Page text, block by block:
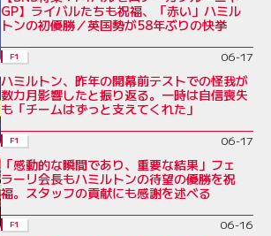
GP】ライバルたちも祝福、「赤い」ハミル
トンの初優勝／英国勢が58年ぶりの快挙
F1 06-17
ハミルトン、昨年の開幕前テストでの怪我が
数カ月影響したと振り返る。一時は自信喪失
も「チームはずっと支えてくれた」
F1 06-17
「感動的な瞬間であり、重要な結果」フェ
ラーリ会長もハミルトンの待望の優勝を祝
福。スタッフの貢献にも感謝を述べる
F1 06-16